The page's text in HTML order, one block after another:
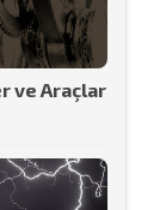
ve Araçlar